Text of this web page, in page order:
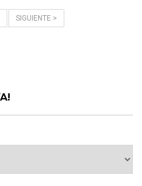
SIGUIENTE >